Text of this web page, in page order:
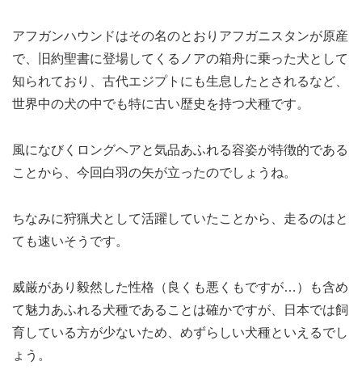
アフガンハウンドはその名のとおりアフガニスタンが原産
で、旧約聖書に登場してくるノアの箱舟に乗った犬として
知られており、古代エジプトにも生息したとされるなど、
世界中の犬の中でも特に古い歴史を持つ犬種です。
風になびくロングヘアと気品あふれる容姿が特徴的である
ことから、今回白羽の矢が立ったのでしょうね。
ちなみに狩猟犬として活躍していたことから、走るのはと
ても速いそうです。
威厳があり毅然した性格（良くも悪くもですが…）も含め
て魅力あふれる犬種であることは確かですが、日本では飼
育している方が少ないため、めずらしい犬種といえるでし
ょう。